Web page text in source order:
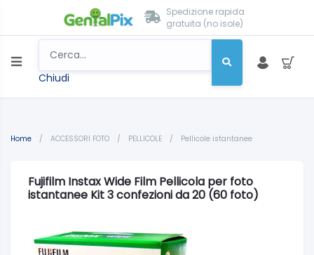
Spedizione rapida
gratuita (no isole)
Chiudi
Home / ACCESSORI FOTO / PELLICOLE / Pellicole istantanee
Fujifilm Instax Wide Film Pellicola per foto
istantanee Kit 3 confezioni da 20 (60 foto)